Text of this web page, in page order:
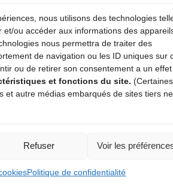
nous utilisons des technologies
ou accéder aux informations des
nous permettra de traiter des
de navigation ou les ID uniques sur
ou de retirer son consentement a un effet
et fonctions du site. (Certaines
et autre médias embarqués de sites tiers ne
Refuser Voir les
Politique de confidentialité